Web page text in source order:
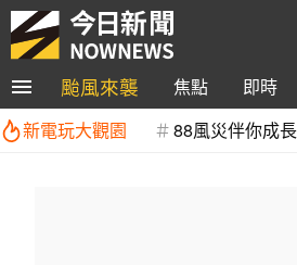
颱風來襲 焦點 即時
新電玩大觀園
88風災伴你成長